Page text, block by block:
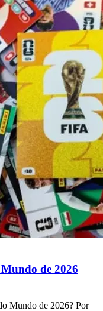
de 2026
Mundo de 2026? Por